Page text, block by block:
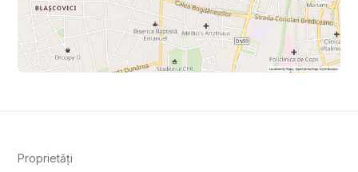
Proprietăți